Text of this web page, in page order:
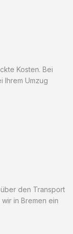
Kosten. Bei
Ihrem Umzug
den Transport
in Bremen ein